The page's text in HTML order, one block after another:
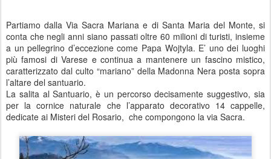
Partiamo dalla Via Sacra Mariana e di Santa Maria del Monte, si
conta che negli anni siano passati oltre 60 milioni di turisti, insieme
a un pellegrino d’eccezione come Papa Wojtyla. E’ uno dei luoghi
più famosi di Varese e continua a mantenere un fascino mistico,
caratterizzato dal culto “mariano” della Madonna Nera posta sopra
l’altare del santuario.
La salita al Santuario, è un percorso decisamente suggestivo, sia
per la cornice naturale che l’apparato decorativo 14 cappelle,
dedicate ai Misteri del Rosario, che compongono la via Sacra.